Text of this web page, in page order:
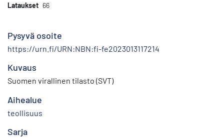
Lataukset 66
Pysyvä osoite
https://urn.fi/URN:NBN:fi-fe2023013117214
Kuvaus
Suomen virallinen tilasto (SVT)
Aihealue
teollisuus
Sarja